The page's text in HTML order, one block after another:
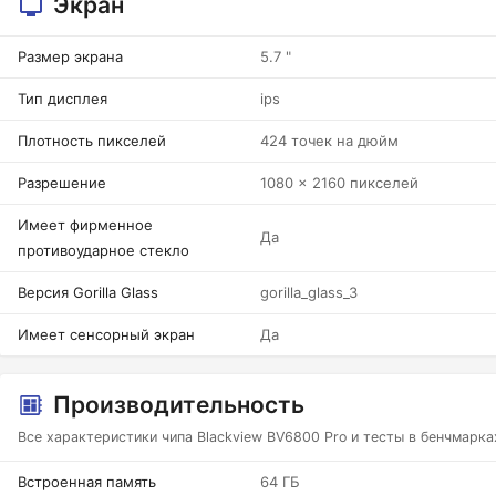
Размер экрана 5.7 "
Тип дисплея ips
Плотность пикселей 424 точек на дюйм
Разрешение 1080 x 2160 пикселей
Имеет фирменное
противоударное стекло
Да
Версия Gorilla Glass gorilla_glass_3
Имеет сенсорный экран Да
Производительность
Все характеристики чипа Blackview BV6800 Pro и тесты в
Встроенная память 64 ГБ